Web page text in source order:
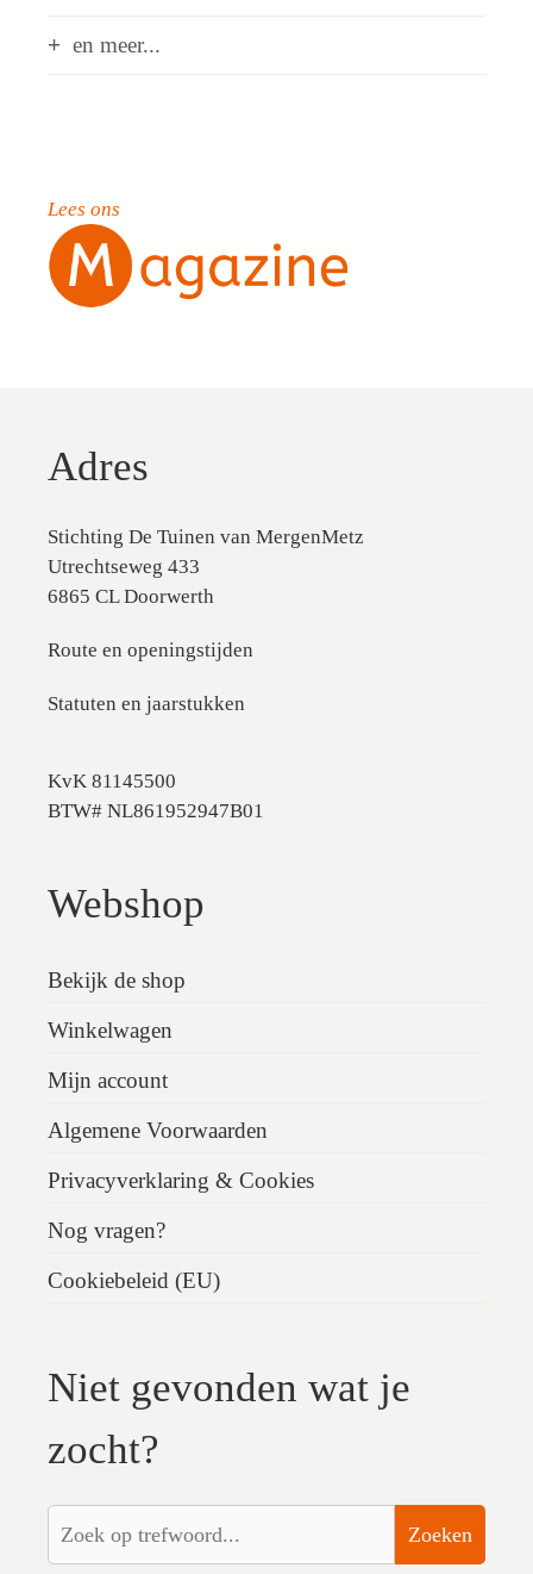
en meer...
Lees ons
Adres
Stichting De Tuinen van MergenMetz
Utrechtseweg 433
6865 CL Doorwerth
Route en openingstijden
Statuten en jaarstukken
KvK 81145500
BTW# NL861952947B01
Webshop
Bekijk de shop
Winkelwagen
Mijn account
Algemene Voorwaarden
Privacyverklaring & Cookies
Nog vragen?
Cookiebeleid (EU)
Niet gevonden wat je
zocht?
Zoeken